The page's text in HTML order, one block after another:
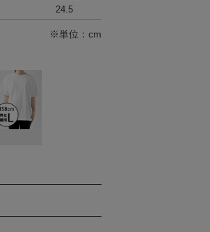
24.5
※単位：cm